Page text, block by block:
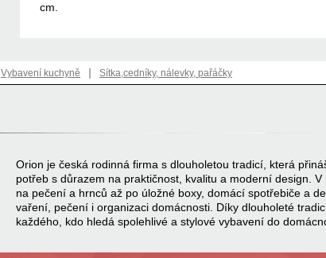
cm.
Vybavení kuchyně | Sítka,cedníky, nálevky, pařáčky
Orion je česká rodinná firma s dlouholetou tradicí, která
potřeb s důrazem na praktičnost, kvalitu a moderní design.
na pečení a hrnců až po úložné boxy, domácí spotřebiče a
vaření, pečení i organizaci domácnosti. Díky dlouholeté
každého, kdo hledá spolehlivé a stylové vybavení do